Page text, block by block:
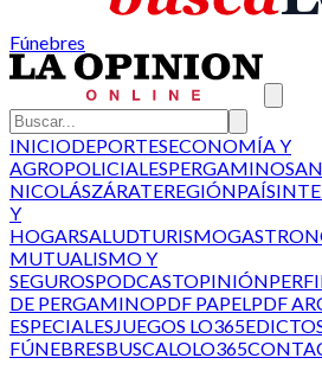
Fúnebres
INICIODEPORTESECONOMÍA Y
AGROPOLICIALESPERGAMINOSAN
NICOLÁSZÁRATEREGIÓNPAÍS
Y
HOGARSALUDTURISMO
MUTUALISMO Y
SEGUROSPODCASTOPINIÓN
DE PERGAMINOPDF PAPELPDF
ESPECIALESJUEGOS LO365
FÚNEBRESBUSCALOLO365